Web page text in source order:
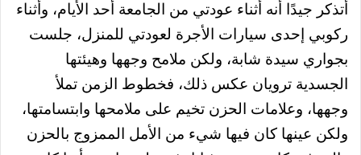
أتذكر جيدًا أنه أثناء عودتي من الجامعة أحد الأيام، وأثناء
ركوبي إحدى سيارات الأجرة لعودتي للمنزل، جلست
بجواري سيدة شابة، ولكن ملامح وجهها وهيئتها
الجسدية ترويان عكس ذلك، فخطوط الزمن تملأ
وجهها، وعلامات الحزن تخيم على ملامحها وابتسامتها،
ولكن عينها كان فيها شيء من الأمل الممزوج بالحزن